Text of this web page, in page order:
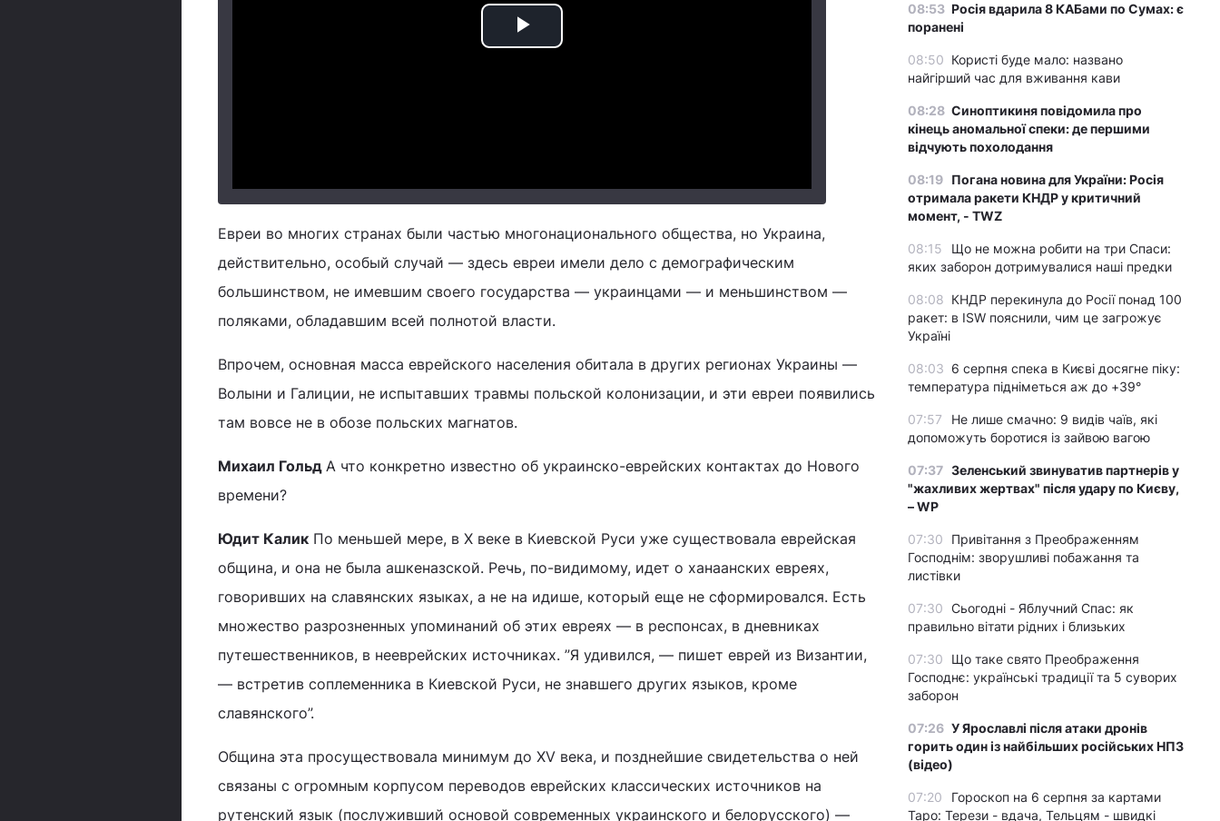
Play
Евреи во многих странах были частью многонационального общества, но Украина,
действительно, особый случай — здесь евреи имели дело с демографическим
большинством, не имевшим своего государства — украинцами — и меньшинством —
поляками, обладавшим всей полнотой власти.
Впрочем, основная масса еврейского населения обитала в других регионах Украины —
Волыни и Галиции, не испытавших травмы польской колонизации, и эти евреи появились
там вовсе не в обозе польских магнатов.
Михаил Гольд А что конкретно известно об украинско-еврейских контактах до Нового
времени?
Юдит Калик По меньшей мере, в X веке в Киевской Руси уже существовала еврейская
община, и она не была ашкеназской. Речь, по-видимому, идет о ханаанских евреях,
говоривших на славянских языках, а не на идише, который еще не сформировался. Есть
множество разрозненных упоминаний об этих евреях — в респонсах, в дневниках
путешественников, в нееврейских источниках. ”Я удивился, — пишет еврей из Византии,
— встретив соплеменника в Киевской Руси, не знавшего других языков, кроме
славянского”.
Община эта просуществовала минимум до XV века, и позднейшие свидетельства о ней
связаны с огромным корпусом переводов еврейских классических источников на
рутенский язык (послуживший основой современных украинского и белорусского) —
08:53 Росія вдарила 8 КАБами по Сумах: є
поранені
08:50 Користі буде мало: названо
найгірший час для вживання кави
08:28 Синоптикиня повідомила про
кінець аномальної спеки: де першими
відчують похолодання
08:19 Погана новина для України: Росія
отримала ракети КНДР у критичний
момент, - TWZ
08:15
Що не можна робити на три Спаси:
яких заборон дотримувалися наші предки
08:08 КНДР перекинула до Росії понад 100
ракет: в ISW пояснили, чим це загрожує
Україні
08:03 6 серпня спека в Києві досягне піку:
температура підніметься аж до +39°
07:57
Не лише смачно: 9 видів чаїв, які
допоможуть боротися із зайвою вагою
07:37 Зеленський звинуватив партнерів у
"жахливих жертвах" після удару по Києву,
– WP
07:30
Привітання з Преображенням
Господнім: зворушливі побажання та
листівки
07:30 Сьогодні - Яблучний Спас: як
правильно вітати рідних і близьких
07:30
Що таке свято Преображення
Господнє: українські традиції та 5 суворих
заборон
07:26 У Ярославлі після атаки дронів
горить один із найбільших російських НПЗ
(відео)
07:20
Гороскоп на 6 серпня за картами
Таро: Терези - вдача, Тельцям - швидкі